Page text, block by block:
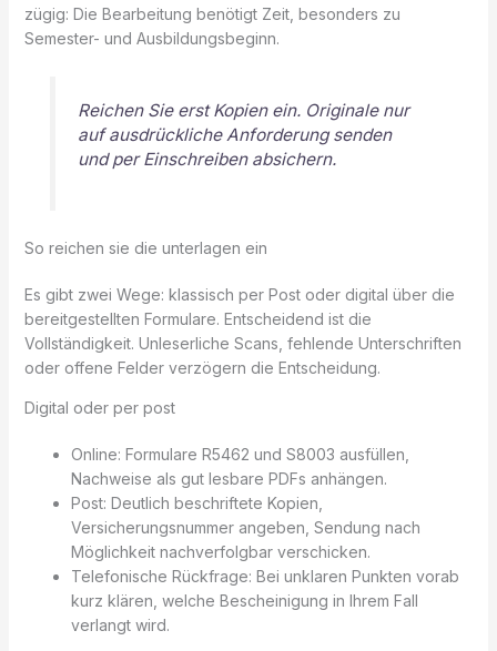
zügig: Die Bearbeitung benötigt Zeit, besonders zu
Semester- und Ausbildungsbeginn.
Reichen Sie erst Kopien ein. Originale nur
auf ausdrückliche Anforderung senden
und per Einschreiben absichern.
So reichen sie die unterlagen ein
Es gibt zwei Wege: klassisch per Post oder digital über die
bereitgestellten Formulare. Entscheidend ist die
Vollständigkeit. Unleserliche Scans, fehlende Unterschriften
oder offene Felder verzögern die Entscheidung.
Digital oder per post
Online: Formulare R5462 und S8003 ausfüllen,
Nachweise als gut lesbare PDFs anhängen.
Post: Deutlich beschriftete Kopien,
Versicherungsnummer angeben, Sendung nach
Möglichkeit nachverfolgbar verschicken.
Telefonische Rückfrage: Bei unklaren Punkten vorab
kurz klären, welche Bescheinigung in Ihrem Fall
verlangt wird.